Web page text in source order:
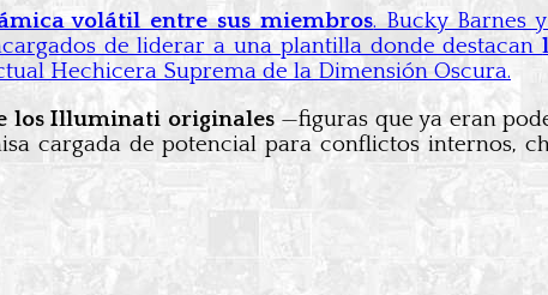
volátil entre sus miembros. Bucky Barnes
de liderar a una plantilla donde destacan
Hechicera Suprema de la Dimensión Oscura.
los Illuminati originales—figuras que ya eran
cargada de potencial para conflictos internos,